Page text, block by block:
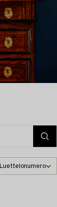
Luettelonumero